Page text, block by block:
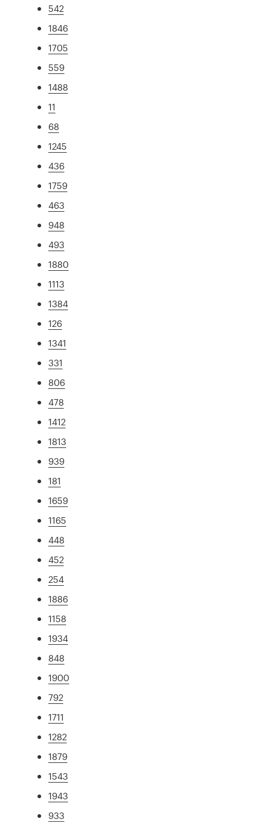
542
1846
1705
559
1488
11
68
1245
436
1759
463
948
493
1880
1113
1384
126
1341
331
806
478
1412
1813
939
181
1659
1165
448
452
254
1886
1158
1934
848
1900
792
1711
1282
1879
1543
1943
933